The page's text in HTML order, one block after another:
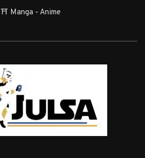
⛩️ Manga - Anime